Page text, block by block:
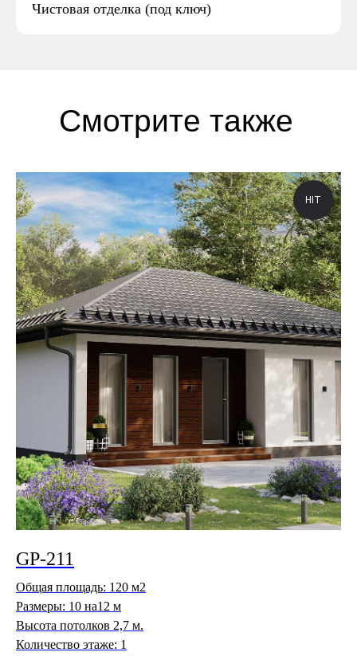
Чистовая отделка (под ключ)
HIT
GP-211
Общая площадь: 120 м2
Размеры: 10 на12 м
Высота потолков 2,7 м.
Количество этаже: 1